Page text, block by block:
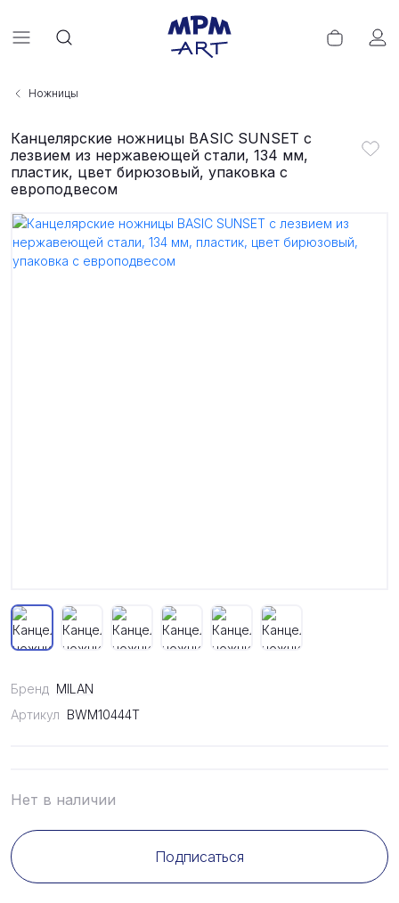
Ножницы
Канцелярские ножницы BASIC SUNSET с
лезвием из нержавеющей стали, 134 мм,
пластик, цвет бирюзовый, упаковка с
европодвесом
Бренд MILAN
Артикул BWM10444T
Нет в наличии
Подписаться